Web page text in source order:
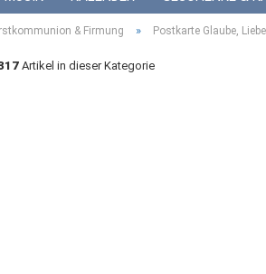
ZUR HOCHZEIT GUTSCHEINE
& Firmung » Postkarte Glaube,
Artikel in dieser Kategorie